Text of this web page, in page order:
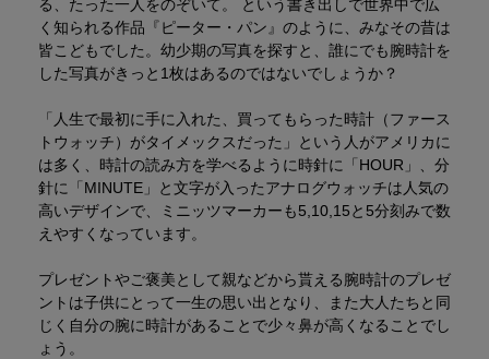
る、たった一人をのぞいて。 という書き出しで世界中で広
く知られる作品『ピーター・パン』のように、みなその昔は
皆こどもでした。幼少期の写真を探すと、誰にでも腕時計を
した写真がきっと1枚はあるのではないでしょうか？
「人生で最初に手に入れた、買ってもらった時計（ファース
トウォッチ）がタイメックスだった」という人がアメリカに
は多く、時計の読み方を学べるように時針に「HOUR」、分
針に「MINUTE」と文字が入ったアナログウォッチは人気の
高いデザインで、ミニッツマーカーも5,10,15と5分刻みで数
えやすくなっています。
プレゼントやご褒美として親などから貰える腕時計のプレゼ
ントは子供にとって一生の思い出となり、また大人たちと同
じく自分の腕に時計があることで少々鼻が高くなることでし
ょう。